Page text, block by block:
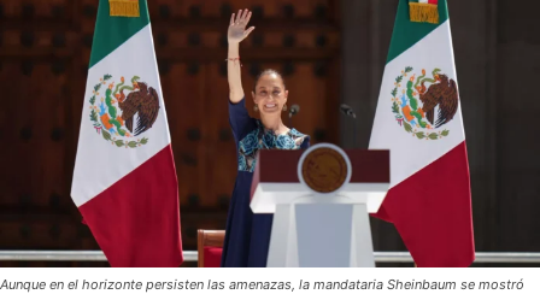
Aunque en el horizonte persisten las amenazas, la mandataria Sheinbaum se mostró